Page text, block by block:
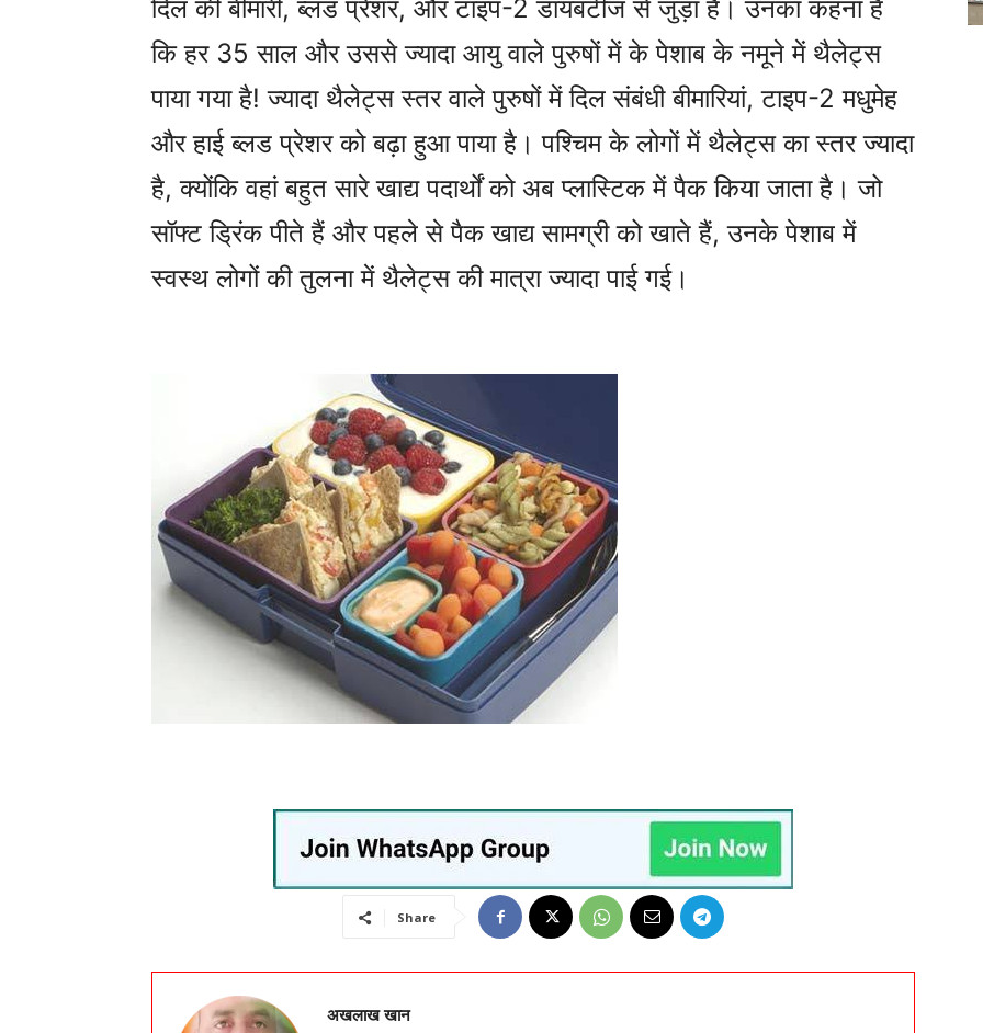
दिल की बीमारी, ब्लड प्रेशर, और टाइप-2 डायबटीज से जुड़ा है। उनका कहना है
कि हर 35 साल और उससे ज्यादा आयु वाले पुरुषों में के पेशाब के नमूने में थैलेट्स
पाया गया है! ज्यादा थैलेट्स स्तर वाले पुरुषों में दिल संबंधी बीमारियां, टाइप-2 मधुमेह
और हाई ब्लड प्रेशर को बढ़ा हुआ पाया है। पश्चिम के लोगों में थैलेट्स का स्तर ज्यादा
है, क्योंकि वहां बहुत सारे खाद्य पदार्थों को अब प्लास्टिक में पैक किया जाता है। जो
सॉफ्ट ड्रिंक पीते हैं और पहले से पैक खाद्य सामग्री को खाते हैं, उनके पेशाब में
स्वस्थ लोगों की तुलना में थैलेट्स की मात्रा ज्यादा पाई गई।
Share
अखलाख खान